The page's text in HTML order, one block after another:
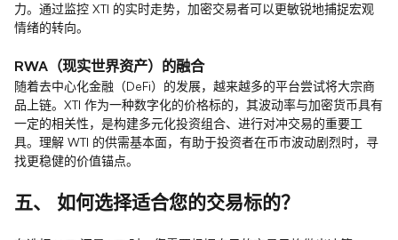
力。通过监控 XTI 的实时走势，加密交易者可以更敏锐地捕捉宏观
情绪的转向。
RWA（现实世界资产）的融合
随着去中心化金融（DeFi）的发展，越来越多的平台尝试将大宗商
品上链。XTI 作为一种数字化的价格标的，其波动率与加密货币具有
一定的相关性，是构建多元化投资组合、进行对冲交易的重要工
具。理解 WTI 的供需基本面，有助于投资者在币市波动剧烈时，寻
找更稳健的价值锚点。
五、 如何选择适合您的交易标的？